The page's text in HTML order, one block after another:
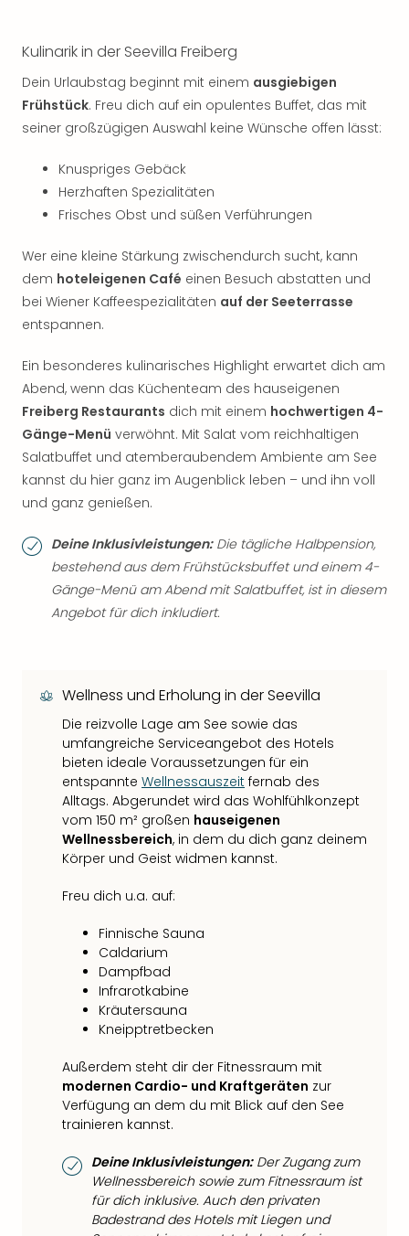
Kulinarik in der Seevilla Freiberg
Dein Urlaubstag beginnt mit einem ausgiebigen
Frühstück. Freu dich auf ein opulentes Buffet, das mit
seiner großzügigen Auswahl keine Wünsche offen lässt:
Knuspriges Gebäck
Herzhaften Spezialitäten
Frisches Obst und süßen Verführungen
Wer eine kleine Stärkung zwischendurch sucht, kann
dem hoteleigenen Café einen Besuch abstatten und
bei Wiener Kaffeespezialitäten auf der Seeterrasse
entspannen.
Ein besonderes kulinarisches Highlight erwartet dich am
Abend, wenn das Küchenteam des hauseigenen
Freiberg Restaurants dich mit einem hochwertigen 4-
Gänge-Menü verwöhnt. Mit Salat vom reichhaltigen
Salatbuffet und atemberaubendem Ambiente am See
kannst du hier ganz im Augenblick leben – und ihn voll
und ganz genießen.
Deine Inklusivleistungen:Die tägliche Halbpension,
bestehend aus dem Frühstücksbuffet und einem 4-
Gänge-Menü am Abend mit Salatbuffet, ist in diesem
Angebot für dich inkludiert.
Wellness und Erholung in der Seevilla
Die reizvolle Lage am See sowie das
umfangreiche Serviceangebot des Hotels
bieten ideale Voraussetzungen für ein
entspannte Wellnessauszeit fernab des
Alltags. Abgerundet wird das Wohlfühlkonzept
vom 150 m² großen hauseigenen
Wellnessbereich, in dem du dich ganz deinem
Körper und Geist widmen kannst.
Freu dich u.a. auf:
Finnische Sauna
Caldarium
Dampfbad
Infrarotkabine
Kräutersauna
Kneipptretbecken
Außerdem steht dir der Fitnessraum mit
modernen Cardio- und Kraftgeräten zur
Verfügung an dem du mit Blick auf den See
trainieren kannst.
Deine Inklusivleistungen:Der Zugang zum
Wellnessbereich sowie zum Fitnessraum ist
für dich inklusive. Auch den privaten
Badestrand des Hotels mit Liegen und